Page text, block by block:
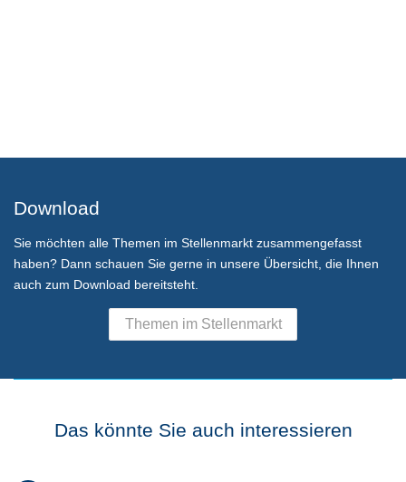
Download
Sie möchten alle Themen im Stellenmarkt zusammengefasst
haben? Dann schauen Sie gerne in unsere Übersicht, die Ihnen
auch zum Download bereitsteht.
Themen im Stellenmarkt
Das könnte Sie auch interessieren